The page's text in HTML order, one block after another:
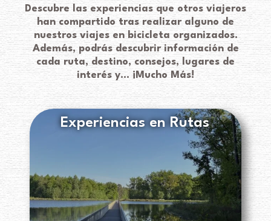
Descubre las experiencias que otros viajeros
han compartido tras realizar alguno de
nuestros viajes en bicicleta organizados.
Además, podrás descubrir información de
cada ruta, destino, consejos, lugares de
interés y… ¡Mucho Más!
Experiencias en Rutas